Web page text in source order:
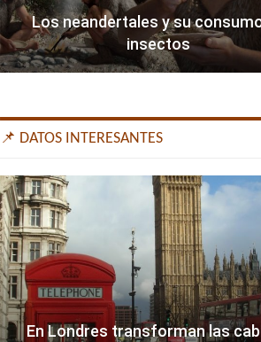
Los neandertales y su
insectos
📌 DATOS INTERESANTES
En Londres transforman las